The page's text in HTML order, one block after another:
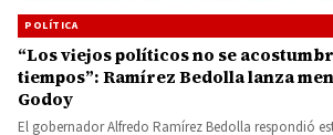
POLÍTICA
“Los viejos políticos no se
tiempos”: Ramírez Bedolla lanza
Godoy
El gobernador Alfredo Ramírez Bedolla respondió